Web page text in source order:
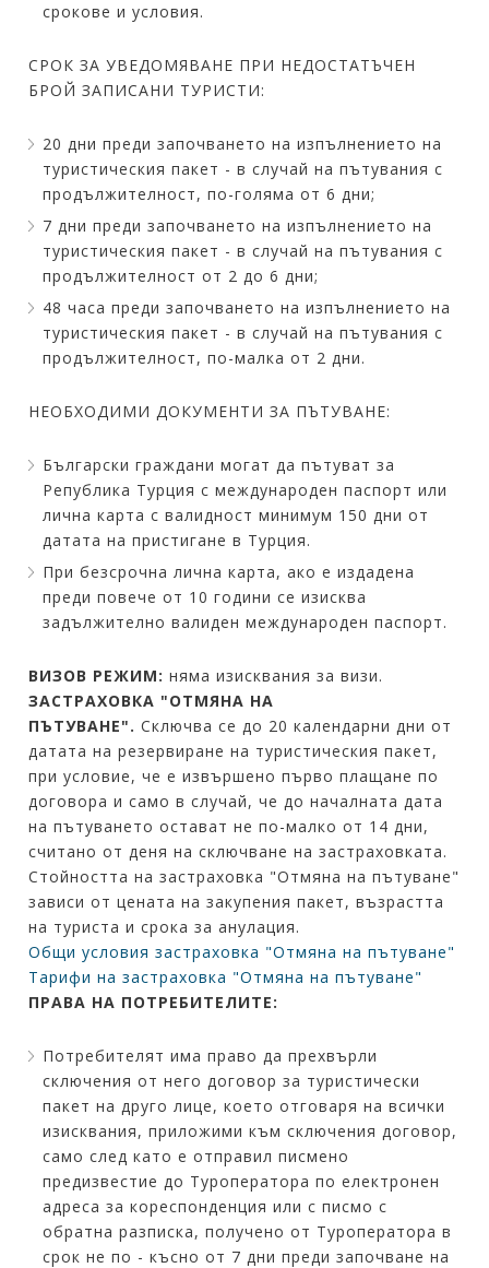
срокове и условия.
СРОК ЗА УВЕДОМЯВАНЕ ПРИ НЕДОСТАТЪЧЕН
БРОЙ ЗАПИСАНИ ТУРИСТИ:
20 дни преди започването на изпълнението на
туристическия пакет - в случай на пътувания с
продължителност, по-голяма от 6 дни;
7 дни преди започването на изпълнението на
туристическия пакет - в случай на пътувания с
продължителност от 2 до 6 дни;
48 часа преди започването на изпълнението на
туристическия пакет - в случай на пътувания с
продължителност, по-малка от 2 дни.
НЕОБХОДИМИ ДОКУМЕНТИ ЗА ПЪТУВАНЕ:
Български граждани могат да пътуват за
Република Турция с международен паспорт или
лична карта с валидност минимум 150 дни от
датата на пристигане в Турция.
При безсрочна лична карта, ако е издадена
преди повече от 10 години се изисква
задължително валиден международен паспорт.
ВИЗОВ РЕЖИМ:няма изисквания за визи.
ЗАСТРАХОВКА "ОТМЯНА НА
ПЪТУВАНЕ".Сключва се до 20 календарни дни от
датата на резервиране на туристическия пакет,
при условие, че е извършено първо плащане по
договора и само в случай, че до началната дата
на пътуването остават не по-малко от 14 дни,
считано от деня на сключване на застраховката.
Стойността на застраховка "Отмяна на пътуване"
зависи от цената на закупения пакет, възрастта
на туриста и срока за анулация.
Общи условия застраховка "Отмяна на пътуване"
Тарифи на застраховка "Отмяна на пътуване"
ПРАВА НА ПОТРЕБИТЕЛИТЕ:
Потребителят има право да прехвърли
сключения от него договор за туристически
пакет на друго лице, което отговаря на всички
изисквания, приложими към сключения договор,
само след като е отправил писмено
предизвестие до Туроператора по електронен
адреса за кореспонденция или с писмо с
обратна разписка, получено от Туроператора в
срок не по - късно от 7 дни преди започване на